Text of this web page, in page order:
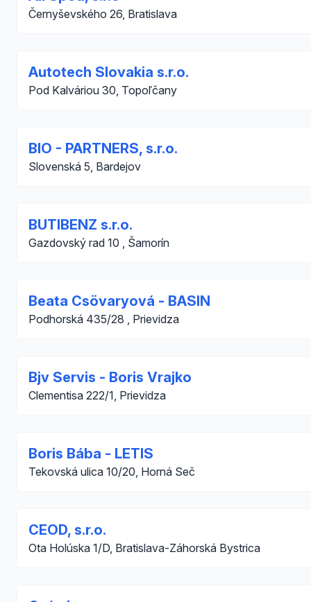
Černyševského 26, Bratislava
Autotech Slovakia s.r.o.
Pod Kalváriou 30, Topoľčany
BIO - PARTNERS, s.r.o.
Slovenská 5, Bardejov
BUTIBENZ s.r.o.
Gazdovský rad 10 , Šamorín
Beata Csövaryová - BASIN
Podhorská 435/28 , Prievidza
Bjv Servis - Boris Vrajko
Clementisa 222/1, Prievidza
Boris Bába - LETIS
Tekovská ulica 10/20, Horná Seč
CEOD, s.r.o.
Ota Holúska 1/D, Bratislava-Záhorská Bystrica